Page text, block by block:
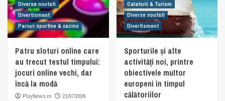
Diverse noutati
Divertisment
Pariuri sportive & cazino
Patru sloturi online care
au trecut testul timpului:
jocuri online vechi, dar
încă la modă
PlayNews.ro 21/07/2026
Calatorii & Turism
Diverse noutati
Divertisment
Sporturile și alte
activități noi, printre
obiectivele multor
europeni în timpul
călătoriilor